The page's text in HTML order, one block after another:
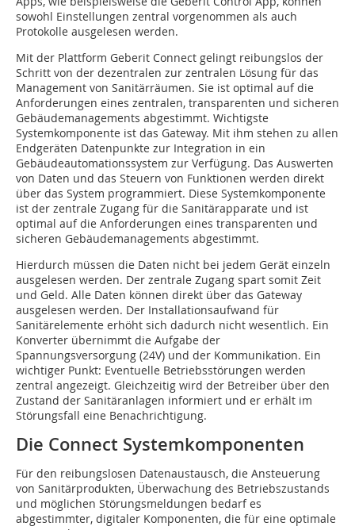
sowohl Einstellungen zentral vorgenommen als auch
Protokolle ausgelesen werden.
Mit der Plattform Geberit Connect gelingt reibungslos der
Schritt von der dezentralen zur zentralen Lösung für das
Management von Sanitärräumen. Sie ist optimal auf die
Anforderungen eines zentralen, transparenten und sicheren
Gebäudemanagements abgestimmt. Wichtigste
Systemkomponente ist das Gateway. Mit ihm stehen zu allen
Endgeräten Datenpunkte zur Integration in ein
Gebäudeautomationssystem zur Verfügung. Das Auswerten
von Daten und das Steuern von Funktionen werden direkt
über das System programmiert. Diese Systemkomponente
ist der zentrale Zugang für die Sanitärapparate und ist
optimal auf die Anforderungen eines transparenten und
sicheren Gebäudemanagements abgestimmt.
Hierdurch müssen die Daten nicht bei jedem Gerät einzeln
ausgelesen werden. Der zentrale Zugang spart somit Zeit
und Geld. Alle Daten können direkt über das Gateway
ausgelesen werden. Der Installationsaufwand für
Sanitärelemente erhöht sich dadurch nicht wesentlich. Ein
Konverter übernimmt die Aufgabe der
Spannungsversorgung (24V) und der Kommunikation. Ein
wichtiger Punkt: Eventuelle Betriebsstörungen werden
zentral angezeigt. Gleichzeitig wird der Betreiber über den
Zustand der Sanitäranlagen informiert und er erhält im
Störungsfall eine Benachrichtigung.
Die Connect Systemkomponenten
Für den reibungslosen Datenaustausch, die Ansteuerung
von Sanitärprodukten, Überwachung des Betriebszustands
und möglichen Störungsmeldungen bedarf es
abgestimmter, digitaler Komponenten, die für eine optimale